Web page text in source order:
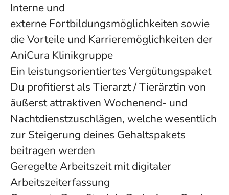
Interne und
externe Fortbildungsmöglichkeiten sowie
die Vorteile und Karrieremöglichkeiten der
AniCura Klinikgruppe
Ein leistungsorientiertes Vergütungspaket
Du profitierst als Tierarzt / Tierärztin von
äußerst attraktiven Wochenend- und
Nachtdienstzuschlägen, welche wesentlich
zur Steigerung deines Gehaltspakets
beitragen werden
Geregelte Arbeitszeit mit digitaler
Arbeitszeiterfassung